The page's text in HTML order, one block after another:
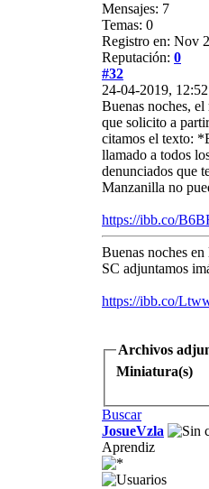
Mensajes: 7
Temas: 0
Registro en: Nov
Reputación: 0
#32
24-04-2019,
Buenas noches,
que solicito a
citamos el texto:
llamado a todos
denunciados que
Manzanilla no
https://ibb.co/
Buenas noches
SC adjuntamos
https://ibb.co/
Archivos
Miniatura(s)
Buscar
JosueVzla
Aprendiz